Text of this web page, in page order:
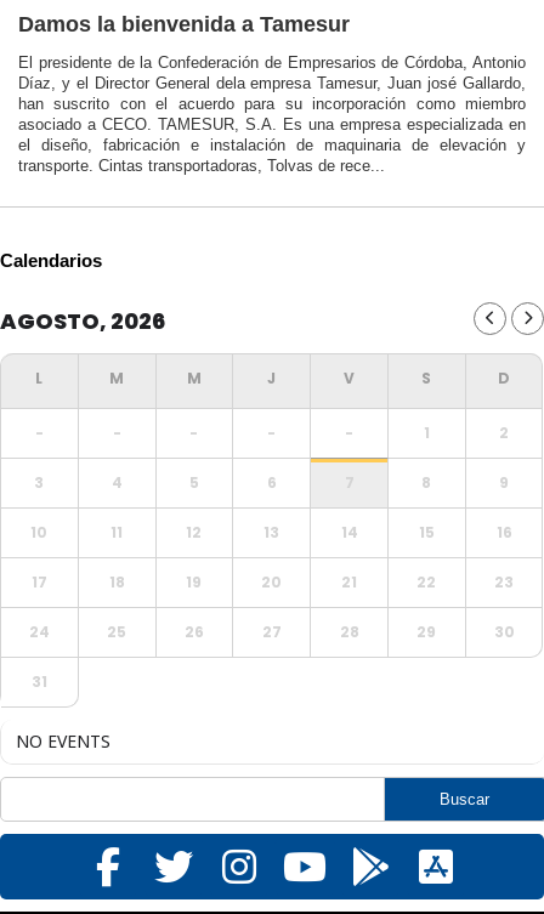
Damos la bienvenida a Tamesur
El presidente de la Confederación de Empresarios de Córdoba, Antonio
Díaz, y el Director General dela empresa Tamesur, Juan josé Gallardo,
han suscrito con el acuerdo para su incorporación como miembro
asociado a CECO. TAMESUR, S.A. Es una empresa especializada en
el diseño, fabricación e instalación de maquinaria de elevación y
transporte. Cintas transportadoras, Tolvas de rece...
Calendarios
AGOSTO, 2026
- - - - - 1 2
3 4 5 6 7 8 9
10 11 12 13 14 15 16
17 18 19 20 21 22 23
24 25 26 27 28 29 30
31
NO EVENTS